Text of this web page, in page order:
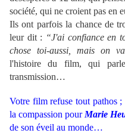
société, qui ne croient pas en
Ils ont parfois la chance de
leur dit : “J'ai confiance en
chose toi-aussi, mais on
l'histoire du film, qui
transmission…
Votre film refuse tout pathos
la compassion pour Marie
de son éveil au monde…